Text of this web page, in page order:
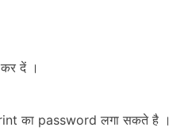
दें ।
का password लगा सकते है ।